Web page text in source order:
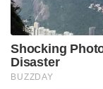
കഴിയുമെന്നാണ്
റഷ്യ
സംവിധാനം
ഈ സംവിധാനം
സിറിയയുടെ